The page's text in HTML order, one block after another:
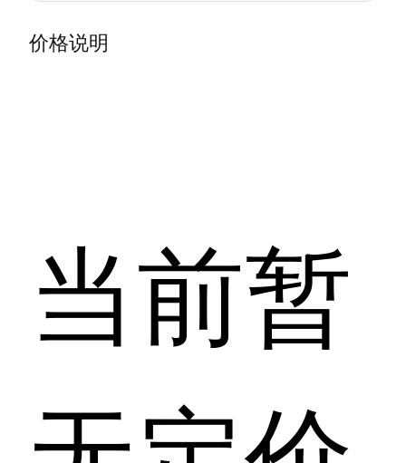
价格说明
当前暂